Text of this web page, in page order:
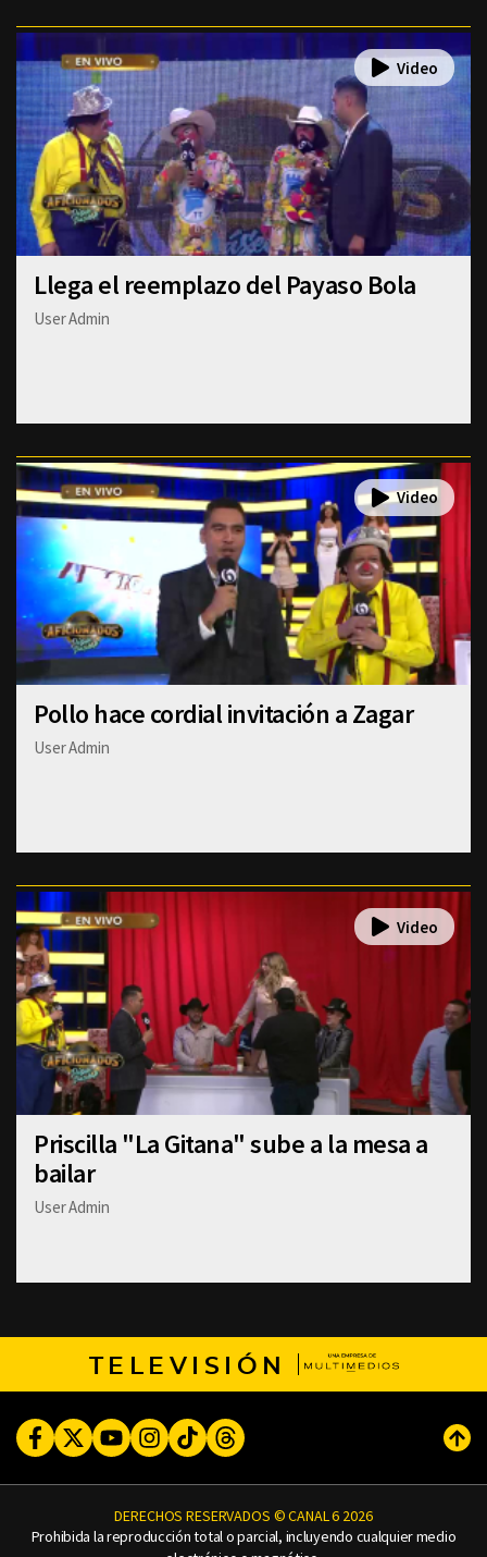
Llega el reemplazo del Payaso Bola
User Admin
Pollo hace cordial invitación a Zagar
User Admin
Priscilla "La Gitana" sube a la mesa a
bailar
User Admin
TELEVISIÓN
FacebookTwitterYoutubeInstagram
TikTokThreads
DERECHOS RESERVADOS © CANAL 6 2026
Prohibida la reproducción total o parcial, incluyendo cualquier medio